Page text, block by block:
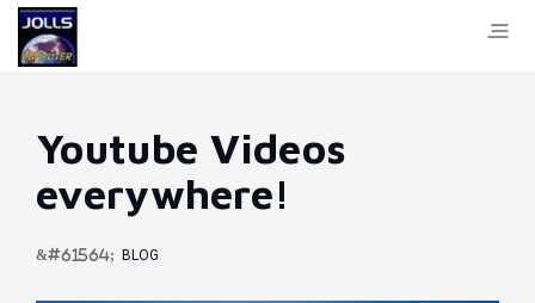
Youtube Videos
everywhere!
BLOG